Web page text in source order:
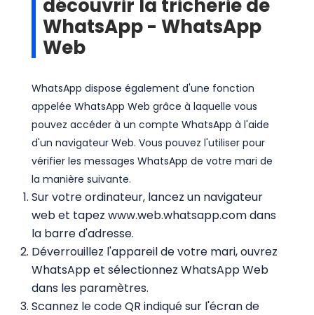
découvrir la tricherie de
WhatsApp - WhatsApp
Web
WhatsApp dispose également d'une fonction
appelée WhatsApp Web grâce à laquelle vous
pouvez accéder à un compte WhatsApp à l'aide
d'un navigateur Web. Vous pouvez l'utiliser pour
vérifier les messages WhatsApp de votre mari de
la manière suivante.
Sur votre ordinateur, lancez un navigateur
web et tapez www.web.whatsapp.com dans
la barre d'adresse.
Déverrouillez l'appareil de votre mari, ouvrez
WhatsApp et sélectionnez WhatsApp Web
dans les paramètres.
Scannez le code QR indiqué sur l'écran de